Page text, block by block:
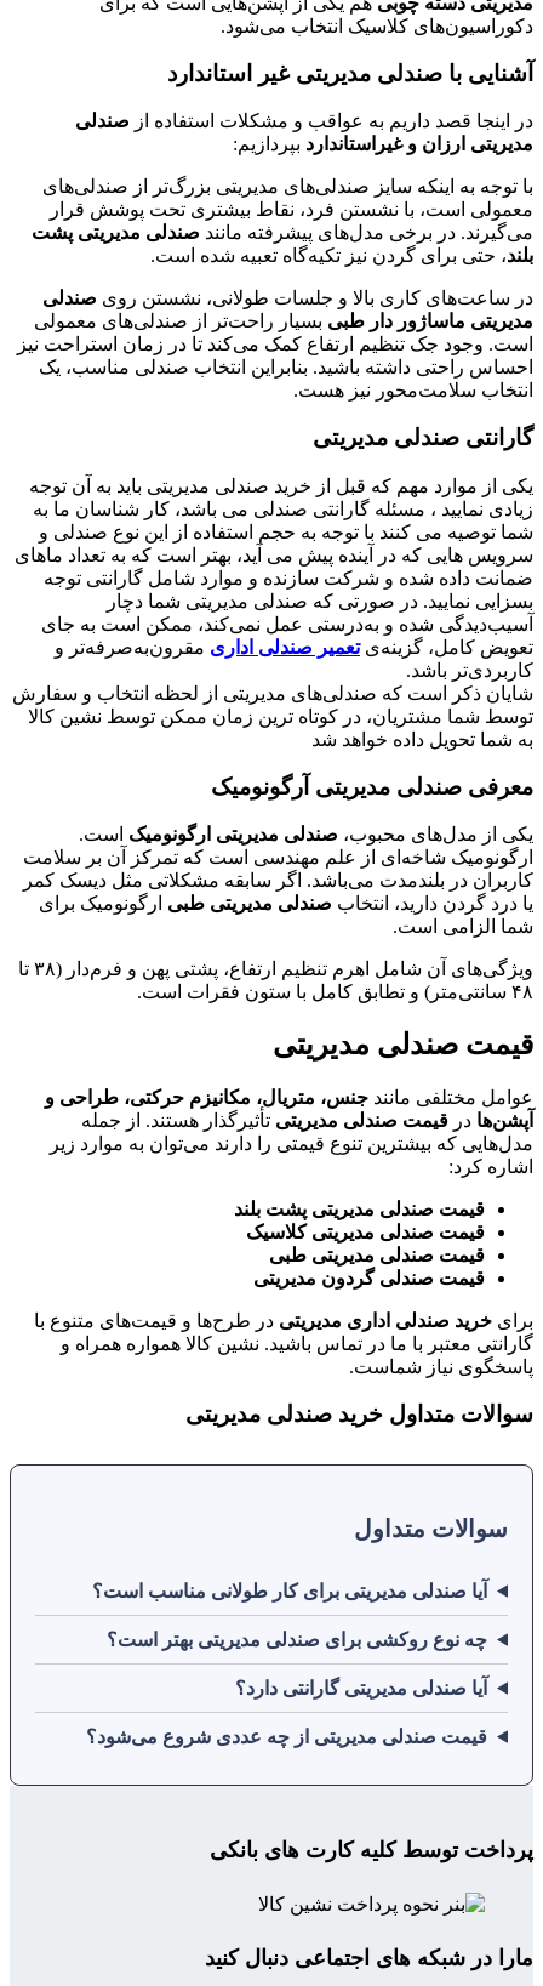
دکوراسیون‌های کلاسیک انتخاب می‌شود.
آشنایی با صندلی مدیریتی غیر استاندارد
در اینجا قصد داریم به عواقب و مشکلات استفاده از صندلی
مدیریتی ارزان و غیراستاندارد بپردازیم:
با توجه به اینکه سایز صندلی‌های مدیریتی بزرگ‌تر از صندلی‌های
معمولی است، با نشستن فرد، نقاط بیشتری تحت پوشش قرار
می‌گیرند. در برخی مدل‌های پیشرفته مانند صندلی مدیریتی پشت
بلند، حتی برای گردن نیز تکیه‌گاه تعبیه شده است.
در ساعت‌های کاری بالا و جلسات طولانی، نشستن روی صندلی
مدیریتی ماساژور دار طبی بسیار راحت‌تر از صندلی‌های معمولی
است. وجود جک تنظیم ارتفاع کمک می‌کند تا در زمان استراحت نیز
احساس راحتی داشته باشید. بنابراین انتخاب صندلی مناسب، یک
انتخاب سلامت‌محور نیز هست.
گارانتی صندلی مدیریتی
یکی از موارد مهم که قبل از خرید صندلی مدیریتی باید به آن توجه
زیادی نمایید ، مسئله گارانتی صندلی می باشد، کار شناسان ما به
شما توصیه می کنند با توجه به حجم استفاده از این نوع صندلی و
سرویس هایی که در آینده پیش می آید، بهتر است که به تعداد ماهای
ضمانت داده شده و شرکت سازنده و موارد شامل گارانتی توجه
بسزایی نمایید. در صورتی که صندلی مدیریتی شما دچار
آسیب‌دیدگی شده و به‌درستی عمل نمی‌کند، ممکن است به جای
تعویض کامل، گزینه‌یتعمیر صندلی اداری مقرون‌به‌صرفه‌تر و
کاربردی‌تر باشد.
شایان ذکر است که صندلی‌های مدیریتی از لحظه انتخاب و سفارش
توسط شما مشتریان، در کوتاه ترین زمان ممکن توسط نشین کالا
به شما تحویل داده خواهد شد
معرفی صندلی مدیریتی آرگونومیک
یکی از مدل‌های محبوب، صندلی مدیریتی ارگونومیک است.
ارگونومیک شاخه‌ای از علم مهندسی است که تمرکز آن بر سلامت
کاربران در بلندمدت می‌باشد. اگر سابقه مشکلاتی مثل دیسک کمر
یا درد گردن دارید، انتخاب صندلی مدیریتی طبی ارگونومیک برای
شما الزامی است.
ویژگی‌های آن شامل اهرم تنظیم ارتفاع، پشتی پهن و فرم‌دار (۳۸ تا
۴۸ سانتی‌متر) و تطابق کامل با ستون فقرات است.
قیمت صندلی مدیریتی
عوامل مختلفی مانند جنس، متریال، مکانیزم حرکتی، طراحی و
آپشن‌ها در قیمت صندلی مدیریتی تأثیرگذار هستند. از جمله
مدل‌هایی که بیشترین تنوع قیمتی را دارند می‌توان به موارد زیر
اشاره کرد:
قیمت صندلی مدیریتی پشت بلند
قیمت صندلی مدیریتی کلاسیک
قیمت صندلی مدیریتی طبی
قیمت صندلی گردون مدیریتی
برای خرید صندلی اداری مدیریتی در طرح‌ها و قیمت‌های متنوع با
گارانتی معتبر با ما در تماس باشید. نشین کالا همواره همراه و
پاسخگوی نیاز شماست.
سوالات متداول خرید صندلی مدیریتی
سوالات متداول
آیا صندلی مدیریتی برای کار طولانی مناسب است؟
چه نوع روکشی برای صندلی مدیریتی بهتر است؟
آیا صندلی مدیریتی گارانتی دارد؟
قیمت صندلی مدیریتی از چه عددی شروع می‌شود؟
پرداخت توسط کلیه کارت های بانکی
مارا در شبکه های اجتماعی دنبال کنید